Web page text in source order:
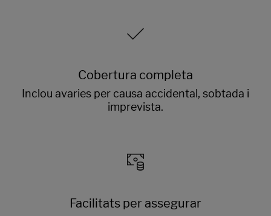
Cobertura completa
Inclou avaries per causa accidental, sobtada i
imprevista.
Facilitats per assegurar